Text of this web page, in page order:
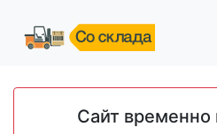
Сайт временно